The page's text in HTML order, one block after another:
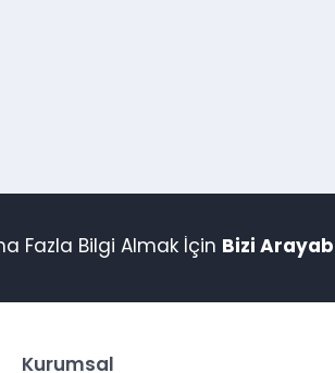
Fazla Bilgi Almak İçin Bizi
Kurumsal